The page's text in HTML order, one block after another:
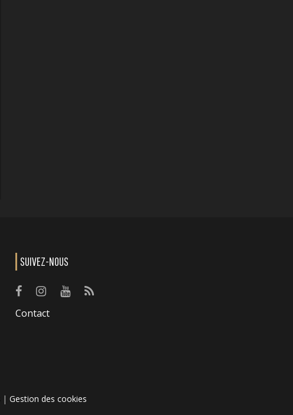
SUIVEZ-NOUS
Contact
| Gestion des cookies